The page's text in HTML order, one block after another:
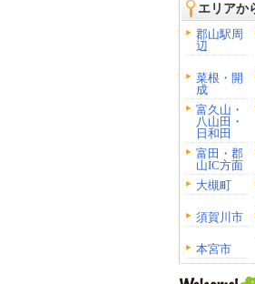
エリアか
郡山駅周
辺
菜根・開
成
富久山・
八山田・
日和田
富田・郡
山IC方面
大槻町
須賀川市
本宮市